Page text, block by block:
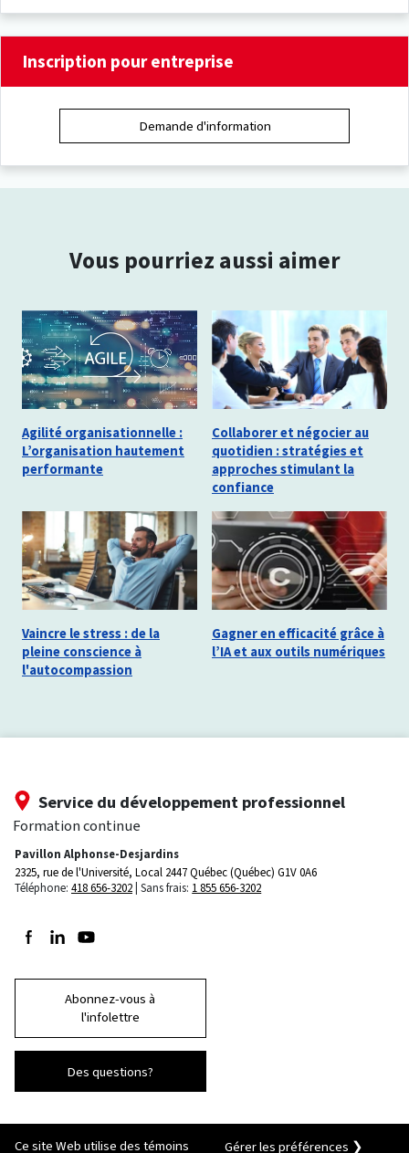
Inscription pour entreprise
Demande d'information
Vous pourriez aussi aimer
Agilité organisationnelle :
L’organisation hautement
performante
Collaborer et négocier au
quotidien : stratégies et
approches stimulant la
confiance
Vaincre le stress : de la
pleine conscience à
l'autocompassion
Gagner en efficacité grâce à
l’IA et aux outils numériques
Service du développement professionnel
Formation continue
Pavillon Alphonse-Desjardins
2325, rue de l'Université, Local 2447Québec (Québec) G1V 0A6
Téléphone: 418 656-3202 Sans frais: 1 855 656-3202
Suivez-nous sur Facebook
Suivez-nous sur LinkedIn
Suivez-nous sur Youtube
Abonnez-vous à
l'infolettre
Des questions?
Ce site Web utilise des témoins Gérer les préférences ❯